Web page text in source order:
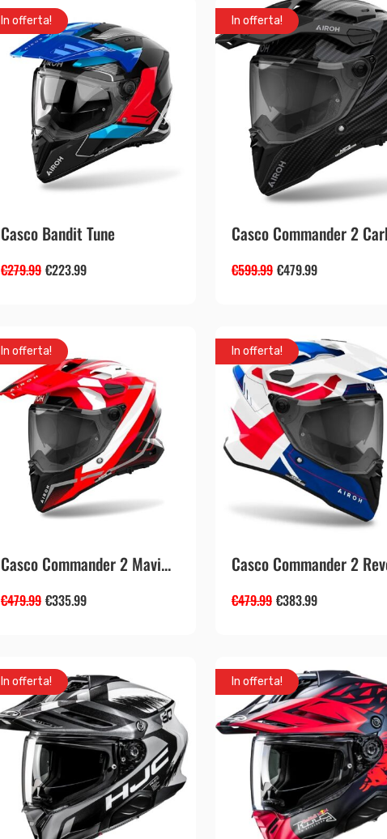
In offerta!
Casco Bandit Tune
€279.99 €223.99
In offerta!
Casco Commander 2
€599.99 €479.99
In offerta!
Casco Commander 2 Mavi...
€479.99 €335.99
In offerta!
Casco Commander 2
€479.99 €383.99
In offerta! In offerta!